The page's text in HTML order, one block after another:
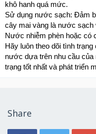
khô hanh quá mức.
Sử dụng nước sạch: Đảm
cây mai vàng là nước sạch
Nước nhiễm phèn hoặc có
Hãy luôn theo dõi tình
nước dựa trên nhu cầu của
trạng tốt nhất và phát triển
Share